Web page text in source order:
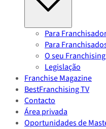
Para
Para
O seu
Legislação
Franchise Magazine
BestFranchising TV
Contacto
Área privada
Oportunidades de